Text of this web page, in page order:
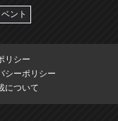
ント
リシー
シーポリシー
について